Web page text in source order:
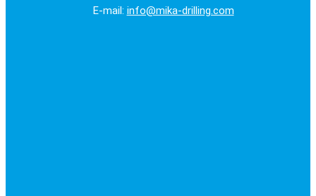
E-mail: info@mika-drilling.com